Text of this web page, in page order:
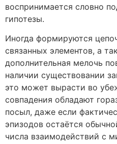
воспринимается словно
гипотезы.
Иногда формируются
связанных элементов, а
дополнительная мелочь
наличии существовании
это может вырасти во
совпадения обладают
посыл, даже если
эпизодов остаётся
числа взаимодействий с